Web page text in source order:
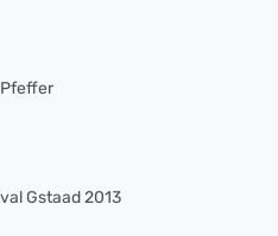
Pfeffer
Gstaad 2013